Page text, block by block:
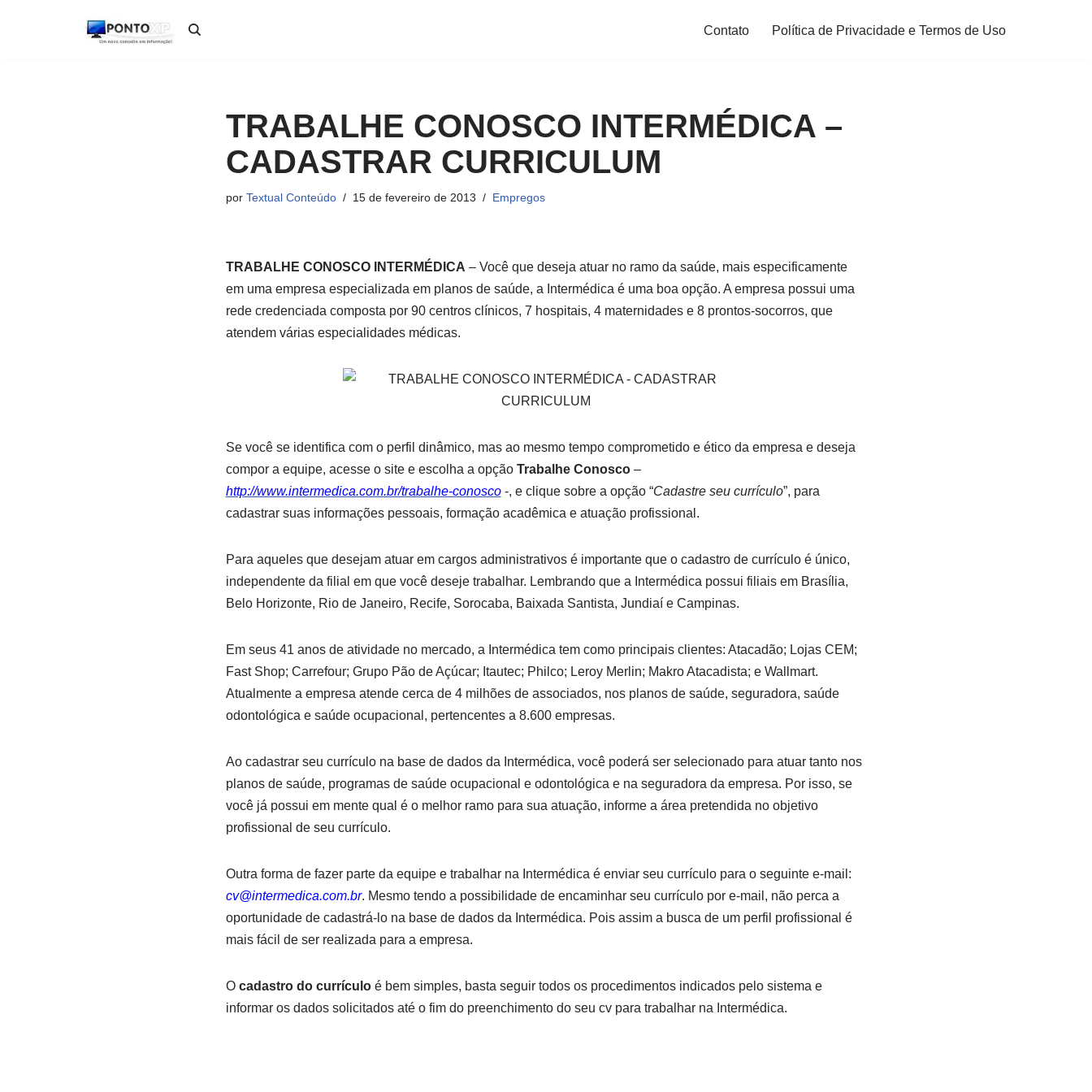
Contato Política de Privacidade e Termos de Uso
TRABALHE CONOSCO INTERMÉDICA –
CADASTRAR CURRICULUM
por Textual Conteúdo 15 de fevereiro de 2013 Empregos
TRABALHE CONOSCO INTERMÉDICA – Você que deseja atuar no ramo da saúde, mais especificamente
em uma empresa especializada em planos de saúde, a Intermédica é uma boa opção. A empresa possui uma
rede credenciada composta por 90 centros clínicos, 7 hospitais, 4 maternidades e 8 prontos-socorros, que
atendem várias especialidades médicas.
Se você se identifica com o perfil dinâmico, mas ao mesmo tempo comprometido e ético da empresa e deseja
compor a equipe, acesse o site e escolha a opção Trabalhe Conosco–
http://www.intermedica.com.br/trabalhe-conosco-, e clique sobre a opção “Cadastre seu currículo”, para
cadastrar suas informações pessoais, formação acadêmica e atuação profissional.
Para aqueles que desejam atuar em cargos administrativos é importante que o cadastro de currículo é único,
independente da filial em que você deseje trabalhar. Lembrando que a Intermédica possui filiais em Brasília,
Belo Horizonte, Rio de Janeiro, Recife, Sorocaba, Baixada Santista, Jundiaí e Campinas.
Em seus 41 anos de atividade no mercado, a Intermédica tem como principais clientes: Atacadão; Lojas CEM;
Fast Shop; Carrefour; Grupo Pão de Açúcar; Itautec; Philco; Leroy Merlin; Makro Atacadista; e Wallmart.
Atualmente a empresa atende cerca de 4 milhões de associados, nos planos de saúde, seguradora, saúde
odontológica e saúde ocupacional, pertencentes a 8.600 empresas.
Ao cadastrar seu currículo na base de dados da Intermédica, você poderá ser selecionado para atuar tanto nos
planos de saúde, programas de saúde ocupacional e odontológica e na seguradora da empresa. Por isso, se
você já possui em mente qual é o melhor ramo para sua atuação, informe a área pretendida no objetivo
profissional de seu currículo.
Outra forma de fazer parte da equipe e trabalhar na Intermédica é enviar seu currículo para o seguinte e-mail:
cv@intermedica.com.br. Mesmo tendo a possibilidade de encaminhar seu currículo por e-mail, não perca a
oportunidade de cadastrá-lo na base de dados da Intermédica. Pois assim a busca de um perfil profissional é
mais fácil de ser realizada para a empresa.
O cadastro do currículoé bem simples, basta seguir todos os procedimentos indicados pelo sistema e
informar os dados solicitados até o fim do preenchimento do seu cv para trabalhar na Intermédica.